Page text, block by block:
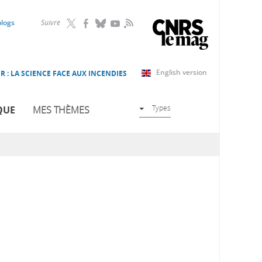
Suivre RSS
English version
: LA SCIENCE FACE AUX INCENDIES
MES THÈMES Types